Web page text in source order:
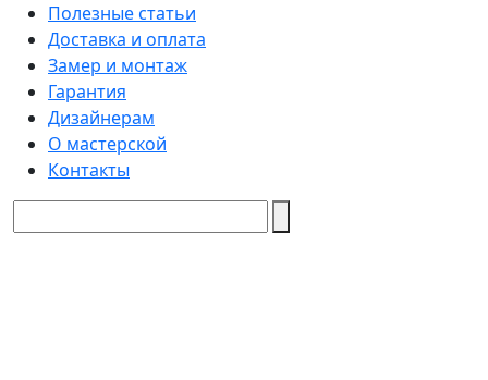
Полезные статьи
Доставка и оплата
Замер и монтаж
Гарантия
Дизайнерам
О мастерской
Контакты